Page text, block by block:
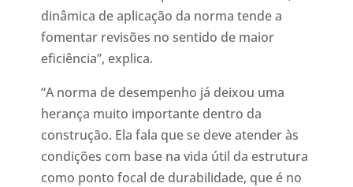
dinâmica de aplicação da norma tende a
fomentar revisões no sentido de maior
eficiência”, explica.
“A norma de desempenho já deixou uma
herança muito importante dentro da
construção. Ela fala que se deve atender às
condições com base na vida útil da estrutura
como ponto focal de durabilidade, que é no